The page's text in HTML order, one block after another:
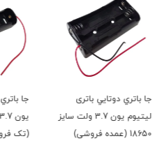
جا باتري تکی باتری لیتیوم
یون 3.7 ولت سایز 18650
(تک فروشی)
جا
18650 (تک فروشی)